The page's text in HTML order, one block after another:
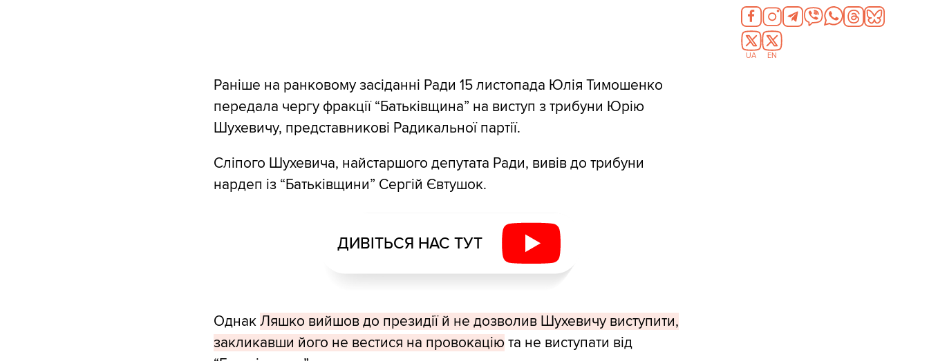
Раніше на ранковому засіданні Ради 15 листопада Юлія Тимошенко
передала чергу фракції “Батьківщина” на виступ з трибуни Юрію
Шухевичу, представникові Радикальної партії.
Сліпого Шухевича, найстаршого депутата Ради, вивів до трибуни
нардеп із “Батьківщини” Сергій Євтушок.
ДИВІТЬСЯ НАС ТУТ
Однак Ляшко вийшов до президії й не дозволив Шухевичу виступити,
закликавши його не вестися на провокаціюта не виступати від
UA EN